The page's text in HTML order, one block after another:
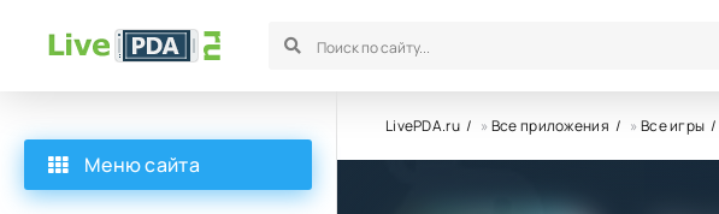
LivePDA.ru »Все приложения »Все игры
Меню сайта